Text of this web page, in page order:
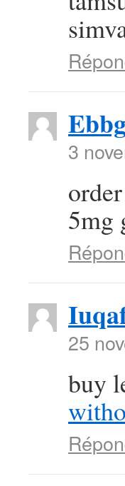
3
5mg
25
buy